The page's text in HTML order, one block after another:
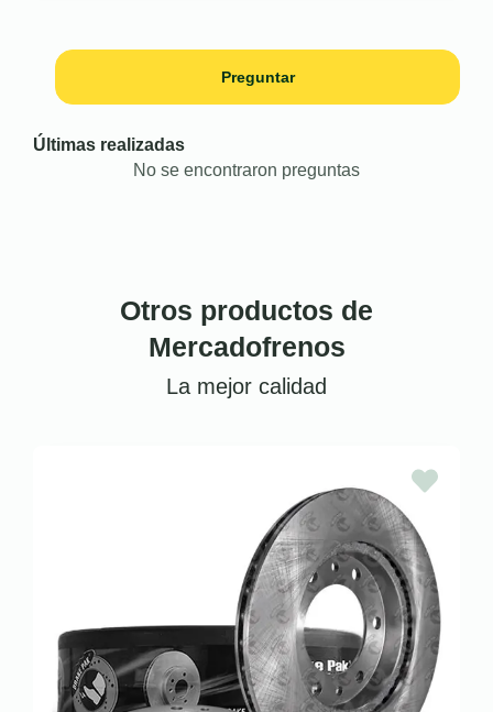
Preguntar
Últimas realizadas
No se encontraron preguntas
Otros productos de
Mercadofrenos
La mejor calidad